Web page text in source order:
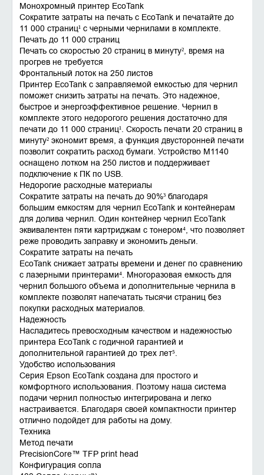
Монохромный принтер EcoTank
Сократите затраты на печать с EcoTank и печатайте до
11 000 страниц¹ с черными чернилами в комплекте.
Печать до 11 000 страниц
Печать со скоростью 20 страниц в минуту², время на
прогрев не требуется
Фронтальный лоток на 250 листов
Принтер EcoTank с заправляемой емкостью для чернил
поможет снизить затраты на печать. Это надежное,
быстрое и энергоэффективное решение. Чернил в
комплекте этого недорогого решения достаточно для
печати до 11 000 страниц¹. Скорость печати 20 страниц в
минуту² экономит время, а функция двусторонней печати
позволит сократить расход бумаги. Устройство M1140
оснащено лотком на 250 листов и поддерживает
подключение к ПК по USB.
Недорогие расходные материалы
Сократите затраты на печать до 90%³ благодаря
большим емкостям для чернил EcoTank и контейнерам
для долива чернил. Один контейнер чернил EcoTank
эквивалентен пяти картриджам с тонером⁴, что позволяет
реже проводить заправку и экономить деньги.
Сократите затраты на печать
EcoTank снижает затраты времени и денег по сравнению
с лазерными принтерами⁴. Многоразовая емкость для
чернил большого объема и дополнительные чернила в
комплекте позволят напечатать тысячи страниц без
покупки расходных материалов.
Надежность
Насладитесь превосходным качеством и надежностью
принтера EcoTank с годичной гарантией и
дополнительной гарантией до трех лет⁵.
Удобство использования
Серия Epson EcoTank создана для простого и
комфортного использования. Поэтому наша система
подачи чернил полностью интегрирована и легко
настраивается. Благодаря своей компактности принтер
отлично подойдет для работы на дому.
Техника
Метод печати
PrecisionCore™ TFP print head
Конфигурация сопла